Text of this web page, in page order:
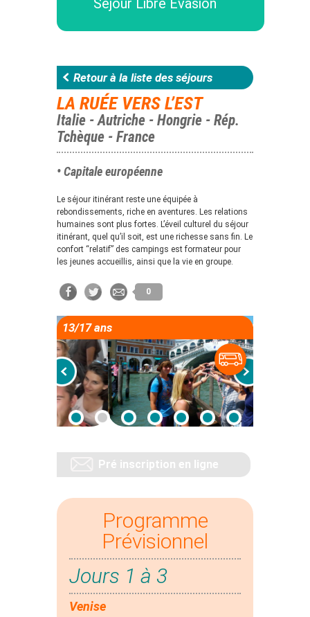
Séjour Libre Évasion
Retour à la liste des séjours
LA RUÉE VERS L’EST
Italie - Autriche - Hongrie - Rép.
Tchèque - France
• Capitale européenne
Le séjour itinérant reste une équipée à
rebondissements, riche en aventures. Les relations
humaines sont plus fortes. L’éveil culturel du séjour
itinérant, quel qu’il soit, est une richesse sans fin. Le
confort “relatif” des campings est formateur pour
les jeunes accueillis, ainsi que la vie en groupe.
0
13/17 ans
Pré inscription en ligne
Programme
Prévisionnel
Jours 1 à 3
Venise